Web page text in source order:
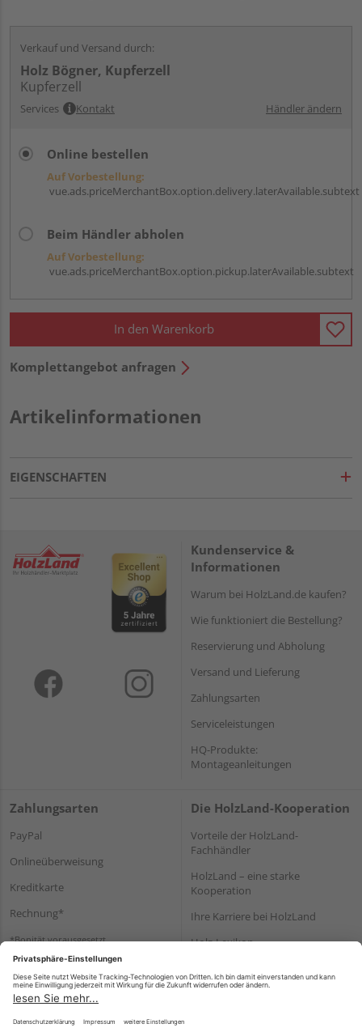
Verkauf und Versand durch:
Holz Bögner, Kupferzell
Kupferzell
Services Kontakt Händler ändern
Online bestellen
Auf Vorbestellung:
vue.ads.priceMerchantBox.option.delivery.laterAvailable.subtext
Beim Händler abholen
Auf Vorbestellung:
vue.ads.priceMerchantBox.option.pickup.laterAvailable.subtext
In den Warenkorb
Komplettangebot anfragen
Artikelinformationen
EIGENSCHAFTEN
Kundenservice &
Informationen
Warum bei HolzLand.de kaufen?
Wie funktioniert die Bestellung?
Reservierung und Abholung
Versand und Lieferung
Zahlungsarten
Serviceleistungen
HQ-Produkte:
Montageanleitungen
Zahlungsarten
PayPal
Onlineüberweisung
Kreditkarte
Rechnung*
*Bonität vorausgesetzt
Die HolzLand-Kooperation
Vorteile der HolzLand-
Fachhändler
HolzLand – eine starke
Kooperation
Ihre Karriere bei HolzLand
Holz-Lexikon